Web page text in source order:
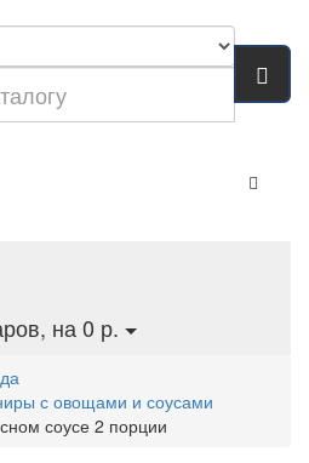
на 0 р.
с овощами и соусами
соусе 2 порции